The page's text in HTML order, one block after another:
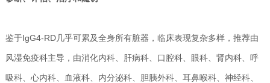
鉴于IgG4-RD几乎可累及全身所有脏器，临床表现复杂多样，推荐由
风湿免疫科主导，由消化内科、肝病科、口腔科、眼科、肾内科、呼
吸科、心内科、血液科、内分泌科、胆胰外科、耳鼻喉科、神经科、